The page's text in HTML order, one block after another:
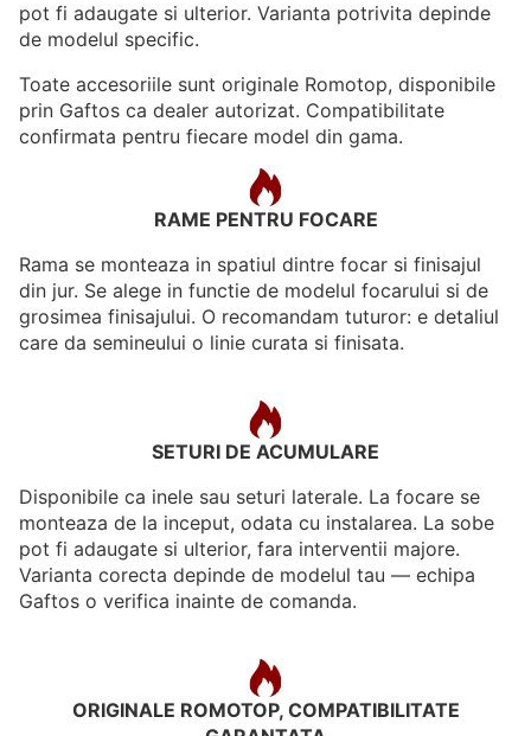
pot fi adaugate si ulterior. Varianta potrivita depinde
de modelul specific.
Toate accesoriile sunt originale Romotop, disponibile
prin Gaftos ca dealer autorizat. Compatibilitate
confirmata pentru fiecare model din gama.
RAME PENTRU FOCARE
Rama se monteaza in spatiul dintre focar si finisajul
din jur. Se alege in functie de modelul focarului si de
grosimea finisajului. O recomandam tuturor: e detaliul
care da semineului o linie curata si finisata.
SETURI DE ACUMULARE
Disponibile ca inele sau seturi laterale. La focare se
monteaza de la inceput, odata cu instalarea. La sobe
pot fi adaugate si ulterior, fara interventii majore.
Varianta corecta depinde de modelul tau — echipa
Gaftos o verifica inainte de comanda.
ORIGINALE ROMOTOP, COMPATIBILITATE